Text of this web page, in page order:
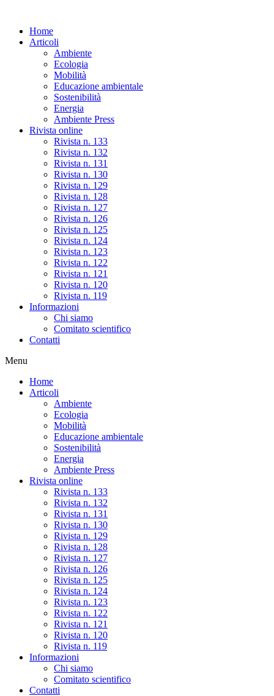
content
Home
Articoli
Ambiente
Ecologia
Mobilità
Educazione ambientale
Sostenibilità
Energia
Ambiente Press
Rivista online
Rivista n. 133
Rivista n. 132
Rivista n. 131
Rivista n. 130
Rivista n. 129
Rivista n. 128
Rivista n. 127
Rivista n. 126
Rivista n. 125
Rivista n. 124
Rivista n. 123
Rivista n. 122
Rivista n. 121
Rivista n. 120
Rivista n. 119
Informazioni
Chi siamo
Comitato scientifico
Contatti
Menu
Home
Articoli
Ambiente
Ecologia
Mobilità
Educazione ambientale
Sostenibilità
Energia
Ambiente Press
Rivista online
Rivista n. 133
Rivista n. 132
Rivista n. 131
Rivista n. 130
Rivista n. 129
Rivista n. 128
Rivista n. 127
Rivista n. 126
Rivista n. 125
Rivista n. 124
Rivista n. 123
Rivista n. 122
Rivista n. 121
Rivista n. 120
Rivista n. 119
Informazioni
Chi siamo
Comitato scientifico
Contatti